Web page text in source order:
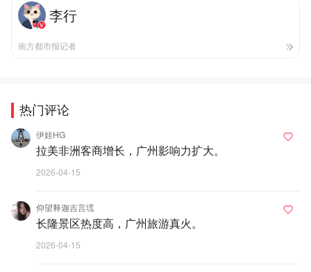
李行
南方都市报记者
热门评论
伊娃HG
拉美非洲客商增长，广州影响力扩大。
2026-04-15
仰望释迦吉言塃
长隆景区热度高，广州旅游真火。
2026-04-15